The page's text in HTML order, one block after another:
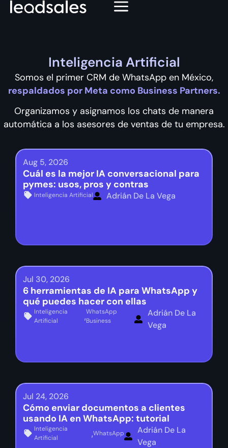
Inteligencia Artificial
Somos el primer CRM de WhatsApp en México,
respaldados por Meta como Business Partners.
Organizamos y asignamos los chats de manera
automática a los asesores de ventas de tu empresa.
Aug 5, 2026
Cuál es la mejor IA conversacional para
pymes: usos, pros y contras
Inteligencia Artificial Adrián De La Vega
Jul 30, 2026
6 herramientas de IA para WhatsApp y
qué puedes hacer con ellas
Inteligencia
Artificial
,WhatsApp
Business
Adrián De La
Vega
Jul 24, 2026
Cómo enviar documentos a clientes
usando IA en WhatsApp: tutorial
Inteligencia
Artificial
,WhatsApp
Adrián De La
Vega